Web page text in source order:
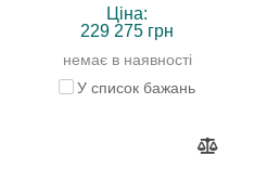
Ціна:
229 275 грн
немає в наявності
У список бажань